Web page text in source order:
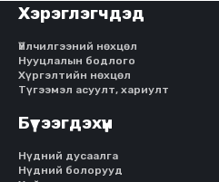
Хэрэглэгчдэд
Үйлчилгээний нөхцөл
Нууцлалын бодлого
Хүргэлтийн нөхцөл
Түгээмэл асуулт, хариулт
Бүтээгдэхүүн
Нүдний дусаалга
Нүдний болорууд